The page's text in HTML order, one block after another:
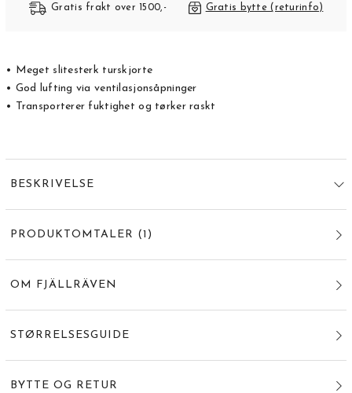
Gratis frakt over 1500,- Gratis bytte (returinfo)
• Meget slitesterk turskjorte
• God lufting via ventilasjonsåpninger
• Transporterer fuktighet og tørker raskt
BESKRIVELSE
PRODUKTOMTALER (1 )
OM FJÄLLRÄVEN
STØRRELSESGUIDE
BYTTE OG RETUR